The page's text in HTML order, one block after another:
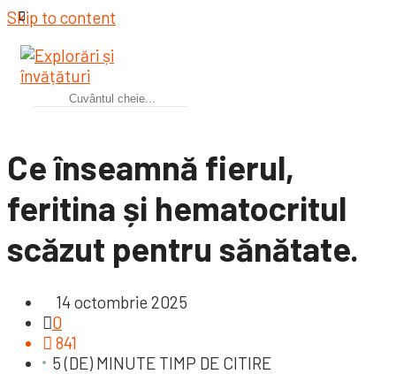
Skip to content
Ce înseamnă fierul,
feritina și hematocritul
scăzut pentru sănătate.
14 octombrie 2025
0
841
5 (DE) MINUTE TIMP DE CITIRE